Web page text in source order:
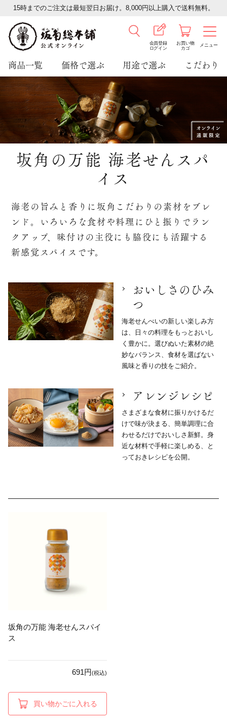
15時までのご注文は最短翌日お届け。8,000円以上購入で送料無料。
会員登録
ログイン
お買い物
カゴ
メニュー
商品一覧 価格で選ぶ 用途で選ぶ こだわり
坂角の万能 海老せんスパ
イス
海老の旨みと香りに坂角こだわりの素材をブレ
ンド。
いろいろな食材や料理にひと振りでラン
クアップ、 味付けの主役にも脇役にも活躍する
新感覚スパイスです。
おいしさのひみ
つ
海老せんべいの新しい楽しみ方
は、日々の料理をもっとおいし
く豊かに。選びぬいた素材の絶
妙なバランス、食材を選ばない
風味と香りの技をご紹介。
アレンジレシピ
さまざまな食材に振りかけるだ
けで味が決まる、簡単調理に合
わせるだけでおいしさ新鮮。身
近な材料で手軽に楽しめる、と
っておきレシピを公開。
坂角の万能 海老せんスパイ
ス
691円(税込)
買い物かごに入れる